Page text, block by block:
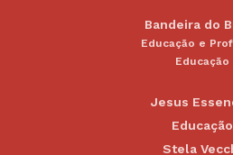
Bandeira do
Educação e
Educação
Jesus
Educação
Stela